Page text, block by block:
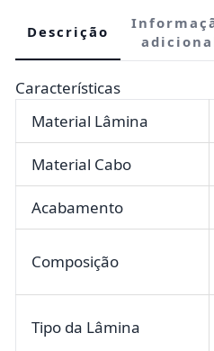
Descrição
Características
Material Lâmina
Material Cabo
Acabamento
Composição
Tipo da Lâmina